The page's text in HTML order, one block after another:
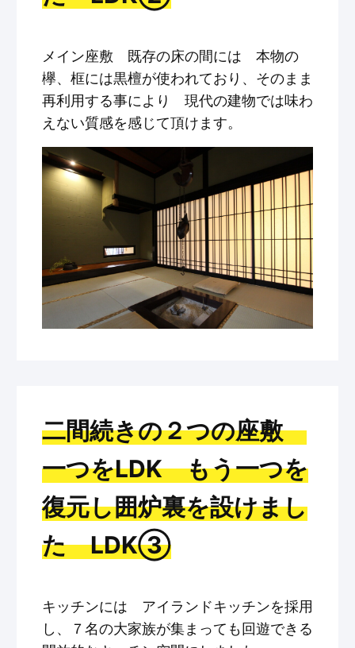
メイン座敷 既存の床の間には 本物の
欅、框には黒檀が使われており、そのまま
再利用する事により 現代の建物では味わ
えない質感を感じて頂けます。
二間続きの２つの座敷
一つをLDK もう一つを
復元し囲炉裏を設けまし
た LDK③
キッチンには アイランドキッチンを採用
し、７名の大家族が集まっても回遊できる